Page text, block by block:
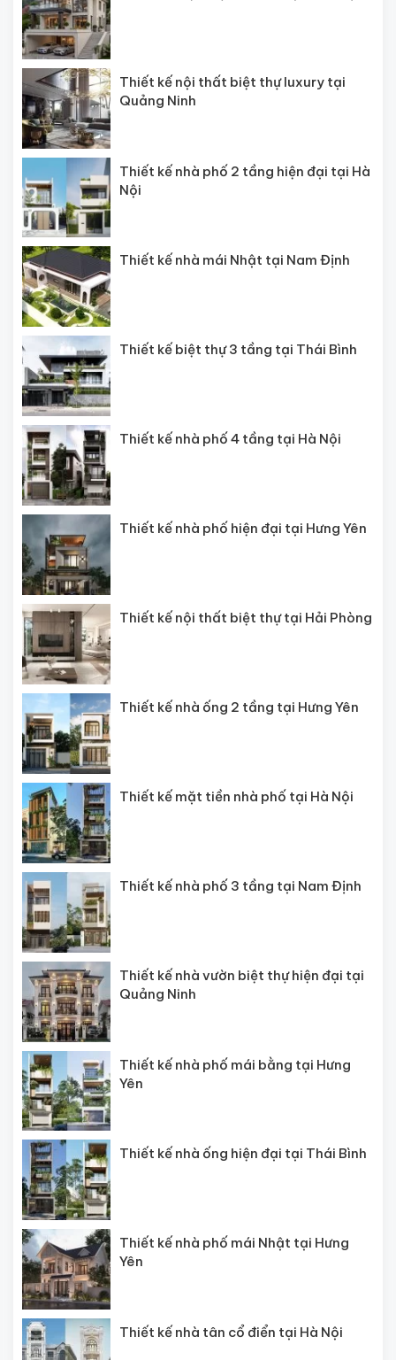
Thiết kế nội thất biệt thự luxury tại
Quảng Ninh
Thiết kế nhà phố 2 tầng hiện đại tại Hà
Nội
Thiết kế nhà mái Nhật tại Nam Định
Thiết kế biệt thự 3 tầng tại Thái Bình
Thiết kế nhà phố 4 tầng tại Hà Nội
Thiết kế nhà phố hiện đại tại Hưng Yên
Thiết kế nội thất biệt thự tại Hải Phòng
Thiết kế nhà ống 2 tầng tại Hưng Yên
Thiết kế mặt tiền nhà phố tại Hà Nội
Thiết kế nhà phố 3 tầng tại Nam Định
Thiết kế nhà vườn biệt thự hiện đại tại
Quảng Ninh
Thiết kế nhà phố mái bằng tại Hưng
Yên
Thiết kế nhà ống hiện đại tại Thái Bình
Thiết kế nhà phố mái Nhật tại Hưng
Yên
Thiết kế nhà tân cổ điển tại Hà Nội